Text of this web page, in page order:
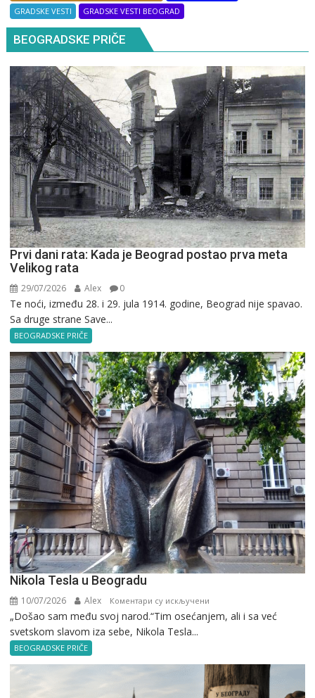
GRADSKE VESTI
GRADSKE VESTI BEOGRAD
BEOGRADSKE PRIČE
Prvi dani rata: Kada je Beograd postao prva meta
Velikog rata
29/07/2026 Alex 0
Te noći, između 28. i 29. jula 1914. godine, Beograd nije spavao.
Sa druge strane Save...
BEOGRADSKE PRIČE
Nikola Tesla u Beogradu
10/07/2026 Alex Коментари су искључени
Nikola
„Došao sam među svoj narod.“Tim osećanjem, ali i sa već
svetskom slavom iza sebe, Nikola Tesla...
BEOGRADSKE PRIČE